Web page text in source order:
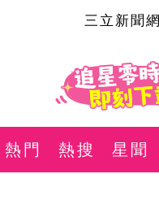
三立新聞網
熱門 熱搜 星聞